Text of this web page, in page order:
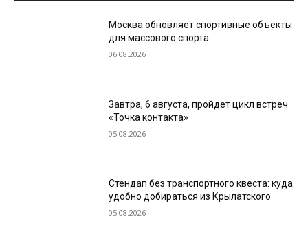
Москва обновляет спортивные объекты
для массового спорта
06.08.2026
Завтра, 6 августа, пройдет цикл встреч
«Точка контакта»
05.08.2026
Стендап без транспортного квеста: куда
удобно добираться из Крылатского
05.08.2026